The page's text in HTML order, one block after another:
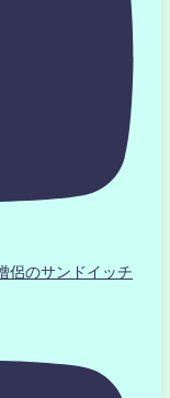
侶のサンドイッチ